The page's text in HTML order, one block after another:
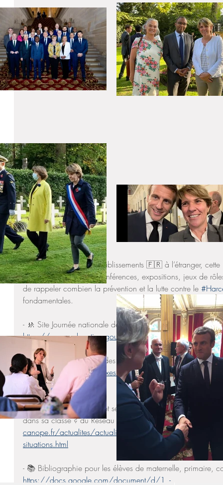
En France et dans nos établissements 🇫🇷 à l’étranger,
l’occasion d’organiser conférences, expositions, jeux de
de rappeler combien la prévention et la lutte contre le
fondamentales.
- 🚸 Site Journée nationale de lutte contre le harcèlement à
https://www.education.gouv.fr/journee-nationale-de-lutte-
-  🗺 Carte de ReflexeS des projets réalisés dans les
https://padlet.com/reflexes/carte-du-r-seau-lutte-contre-le-
wpvaf40t4no6vfs
- 🗂  Comment prévenir et sensibiliser aux discriminations
dans sa classe ? du Réseau Canopé https://www.reseau-
canope.fr/actualites/actualite/discriminations-
situations.html
- 📚 Bibliographie pour les élèves de maternelle, primaire,
https://docs.google.com/document/d/1_-